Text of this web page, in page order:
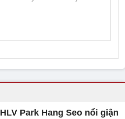
HLV Park Hang Seo nổi giận